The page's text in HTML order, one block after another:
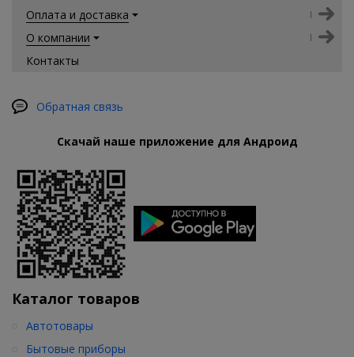
Оплата и доставка
О компании
Контакты
Обратная связь
Скачай наше приложение для Андроид
Каталог товаров
Автотовары
Бытовые приборы